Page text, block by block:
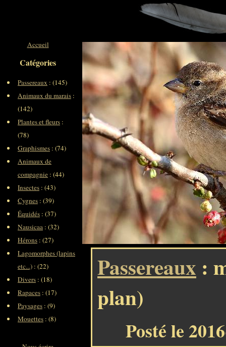
Passereaux :
plan)
Posté le
Accueil
Catégories
Passereaux : (145)
Animaux du marais :
(142)
Plantes et fleurs :
(78)
Graphismes : (74)
Animaux de
compagnie : (44)
Insectes : (43)
Cygnes : (39)
Équidés : (37)
Nausicaa : (32)
Hérons : (27)
Lagomorphes (lapins
etc...) : (22)
Divers : (18)
Rapaces : (17)
Paysages : (9)
Mouettes : (8)